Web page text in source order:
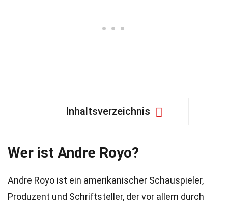
Inhaltsverzeichnis
Wer ist Andre Royo?
Andre Royo ist ein amerikanischer Schauspieler,
Produzent und Schriftsteller, der vor allem durch